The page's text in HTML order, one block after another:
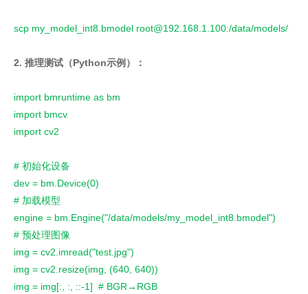
scp my_model_int8.bmodel root@192.168.1.100:/data/models/
2. 推理测试（Python示例）：
import bmruntime as bm
import bmcv
import cv2
# 初始化设备
dev = bm.Device(0)
# 加载模型
engine = bm.Engine("/data/models/my_model_int8.bmodel")
# 预处理图像
img = cv2.imread("test.jpg")
img = cv2.resize(img, (640, 640))
img = img[:, :, ::-1] # BGR→RGB